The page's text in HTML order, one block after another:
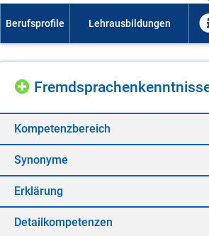
Kom­pe­tenz­be­reich
Syn­ony­me
Er­klä­rung
De­tail­kom­pe­ten­zen